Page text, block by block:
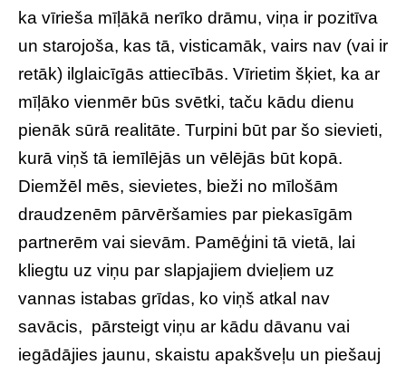
ka vīrieša mīļākā nerīko drāmu, viņa ir pozitīva
un starojoša, kas tā, visticamāk, vairs nav (vai ir
retāk) ilglaicīgās attiecībās. Vīrietim šķiet, ka ar
mīļāko vienmēr būs svētki, taču kādu dienu
pienāk sūrā realitāte. Turpini būt par šo sievieti,
kurā viņš tā iemīlējās un vēlējās būt kopā.
Diemžēl mēs, sievietes, bieži no mīlošām
draudzenēm pārvēršamies par piekasīgām
partnerēm vai sievām. Pamēģini tā vietā, lai
kliegtu uz viņu par slapjajiem dvieļiem uz
vannas istabas grīdas, ko viņš atkal nav
savācis, pārsteigt viņu ar kādu dāvanu vai
iegādājies jaunu, skaistu apakšveļu un piešauj